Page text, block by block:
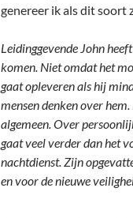
genereer ik als dit soort
Leidinggevende John
komen. Niet omdat het
gaat opleveren als hij
mensen denken over
algemeen. Over
gaat veel verder dan het
nachtdienst. Zijn
en voor de nieuwe